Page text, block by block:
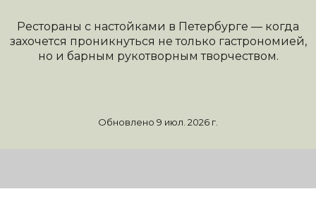
Рестораны с настойками в Петербурге — когда
захочется проникнуться не только гастрономией,
но и барным рукотворным творчеством.
Обновлено 9 июл. 2026 г.